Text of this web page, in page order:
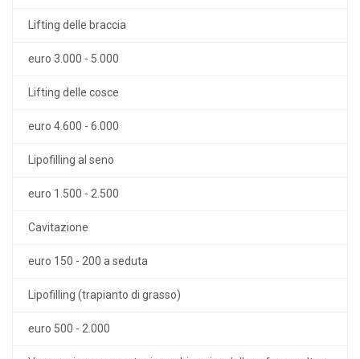
Lifting delle braccia
euro 3.000 - 5.000
Lifting delle cosce
euro 4.600 - 6.000
Lipofilling al seno
euro 1.500 - 2.500
Cavitazione
euro 150 - 200 a seduta
Lipofilling (trapianto di grasso)
euro 500 - 2.000